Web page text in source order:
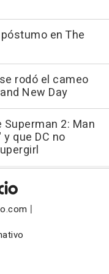
en The
rodó el cameo
New Day
Superman 2: Man
que DC no
|